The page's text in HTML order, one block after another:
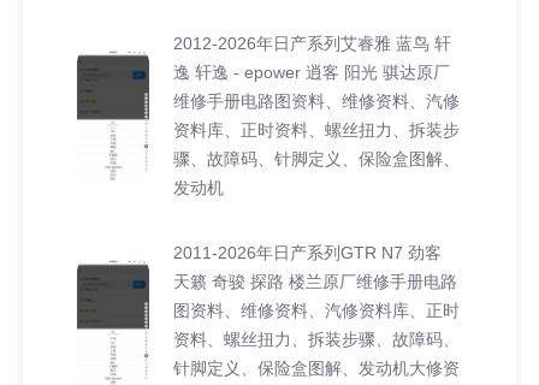
2012-2026年日产系列艾睿雅 蓝鸟 轩
逸 轩逸 - epower 逍客 阳光 骐达原厂
维修手册电路图资料、维修资料、汽修
资料库、正时资料、螺丝扭力、拆装步
骤、故障码、针脚定义、保险盒图解、
发动机
2011-2026年日产系列GTR N7 劲客
天籁 奇骏 探路 楼兰原厂维修手册电路
图资料、维修资料、汽修资料库、正时
资料、螺丝扭力、拆装步骤、故障码、
针脚定义、保险盒图解、发动机大修资